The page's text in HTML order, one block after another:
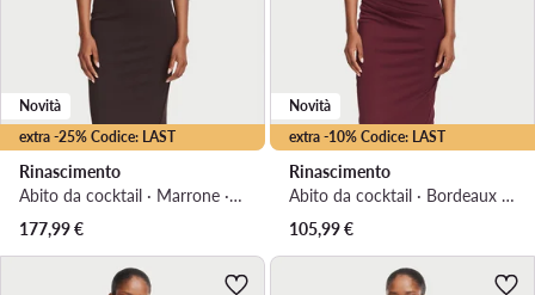
extra -25% Codice: LAST
Novità
Rinascimento
Abito da cocktail · Marrone · Midi
177,99€
extra -10% Codice: LAST
Novità
Rinascimento
Abito da cocktail · Bordeaux · Mini
105,99€